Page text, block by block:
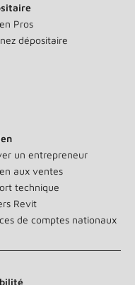
Pros
dépositaire
un entrepreneur
aux ventes
technique
Revit
de comptes nationaux